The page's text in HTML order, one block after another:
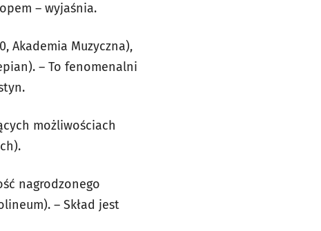
– wyjaśnia.
Akademia Muzyczna),
– To fenomenalni
możliwościach
nagrodzonego
– Skład jest